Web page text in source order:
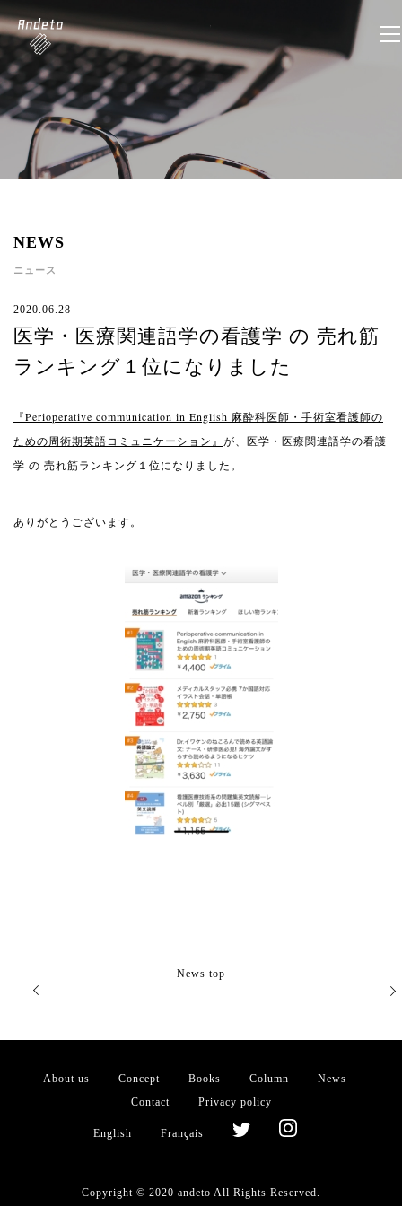
NEWS
ニュース
2020.06.28
医学・医療関連語学の看護学 の 売れ筋
ランキング１位になりました
『Perioperative communication in English 麻酔科医師・手術室看護師の
ための周術期英語コミュニケーション』 が、医学・医療関連語学の看護
学 の 売れ筋ランキング１位になりました。
ありがとうございます。
News top
About us Concept Books Column
News
Contact
Privacy policy
English Français
Copyright © 2020 andeto All Rights Reserved.